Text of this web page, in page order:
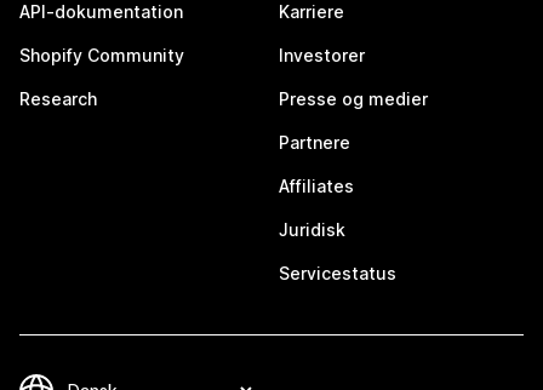
API-dokumentation
Shopify Community
Research
Karriere
Investorer
Presse og medier
Partnere
Affiliates
Juridisk
Servicestatus